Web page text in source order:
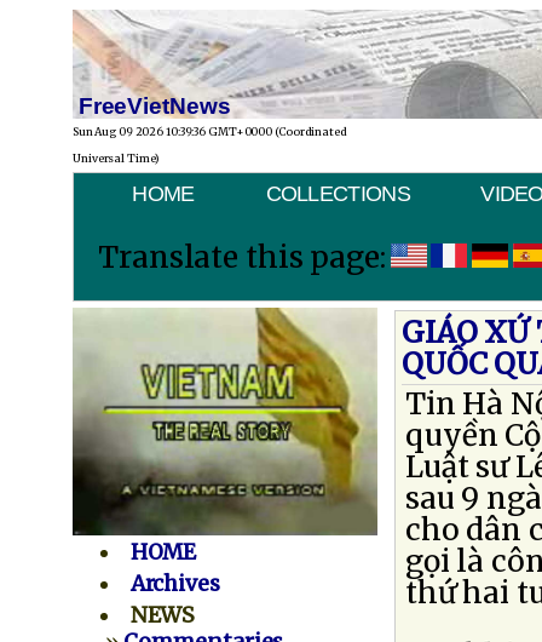
FreeVietNews
Sun Aug 09 2026 10:39:36 GMT+0000 (Coordinated
Universal Time)
HOME COLLECTIONS
Translate this page:
HOME
Archives
NEWS
GIÁO XỨ
QUỐC
Tin Hà
quyền
Luật sư
sau 9
cho dân
gọi là
thứ hai